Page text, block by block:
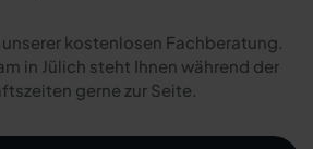
kostenlosen Fachberatung.
in Jülich steht Ihnen während der
gerne zur Seite.